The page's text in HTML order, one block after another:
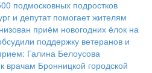
подмосковных подростков
и депутат помогает жителям
приём новогодних ёлок на
поддержку ветеранов и
Галина Белоусова
врачам Бронницкой городской